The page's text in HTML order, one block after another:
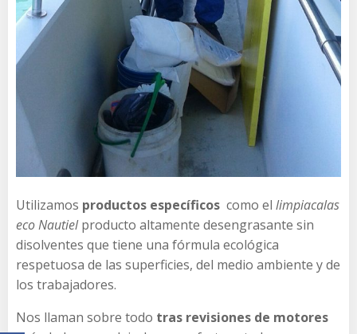
Utilizamos productos específicos como el limpiacalas
eco Nautielproducto altamente desengrasante sin
disolventes que tiene una fórmula ecológica
respetuosa de las superficies, del medio ambiente y de
los trabajadores.
Nos llaman sobre todo tras revisiones de motores